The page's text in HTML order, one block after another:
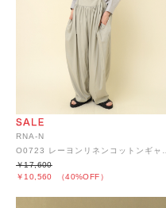
RNA-N
￥10,560 （40%OFF）
￥17,600